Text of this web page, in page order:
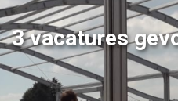
3 vacatures